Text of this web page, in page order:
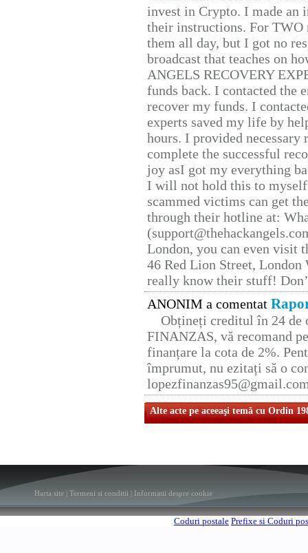
invest in Crypto. I made
their instructions. For TWO
them all day, but I got no
broadcast that teaches on
ANGELS RECOVERY
funds back. I contacted the
recover my funds. I
experts saved my life by
hours. I provided
complete the successful
joy asI got my everything
I will not hold this to
scammed victims can get
through their hotline at:
London, you can even visit
46 Red Lion Street, London
really know their stuff!
ANONIM a comentat
Obțineți creditul în 24 de
FINANZAS, vă recomand
finanțare la cota de 2%.
împrumut, nu ezitați să o
Alte acte pe aceeaşi temă cu Ordin
Harta site Termeni si conditii Informatii despre cookie
Coduri postale Prefixe si Coduri